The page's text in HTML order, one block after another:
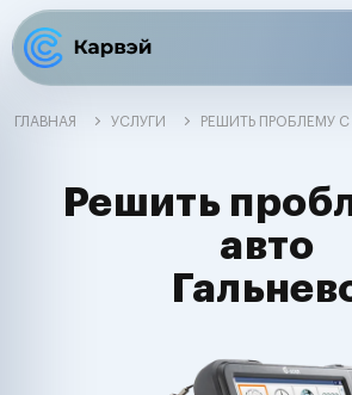
ГЛАВНАЯ УСЛУГИ РЕШИТЬ ПРОБЛЕМУ С
Решить
авто